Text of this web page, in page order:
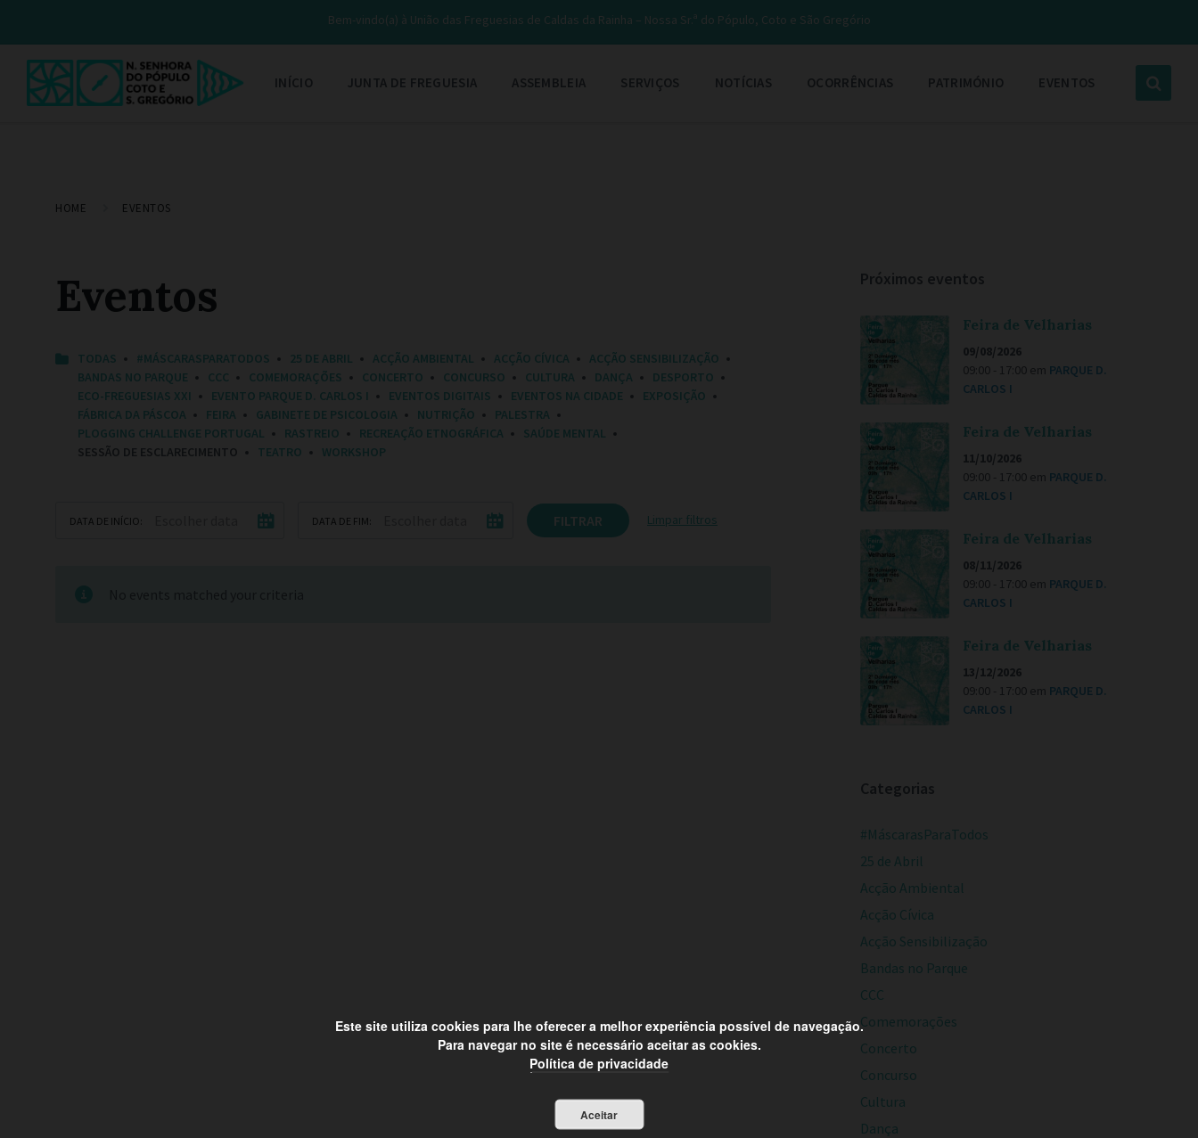
Bem-vindo(a) à União das Freguesias de Caldas da Rainha – Nossa Sr.ª do Pópulo, Coto e São Gregório
INÍCIO JUNTA DE FREGUESIA ASSEMBLEIA SERVIÇOS NOTÍCIAS OCORRÊNCIAS PATRIMÓNIO EVENTOS
HOME EVENTOS
Eventos
C
TODAS #MÁSCARASPARATODOS 25 DE ABRIL ACÇÃO AMBIENTAL ACÇÃO CÍVICA
ACÇÃO SENSIBILIZAÇÃO
BANDAS NO PARQUE
CCC COMEMORAÇÕES CONCERTO CONCURSO CULTURA DANÇA
DESPORTO
ECO-FREGUESIAS XXI
EVENTO PARQUE D. CARLOS I EVENTOS DIGITAIS EVENTOS NA CIDADE
EXPOSIÇÃO
FÁBRICA DA PÁSCOA
FEIRA GABINETE DE PSICOLOGIA NUTRIÇÃO
PALESTRA
PLOGGING CHALLENGE PORTUGAL
RASTREIO RECREAÇÃO ETNOGRÁFICA
SAÚDE MENTAL
SESSÃO DE ESCLARECIMENTO
TEATRO WORKSHOP
DATA DE INÍCIO: DATA DE FIM: FILTRAR Limpar filtros
Próximos eventos
Feira de Velharias
09/08/2026
09:00 - 17:00 em PARQUE D.
CARLOS I
Feira de Velharias
11/10/2026
09:00 - 17:00 em PARQUE D.
CARLOS I
Feira de Velharias
08/11/2026
09:00 - 17:00 em PARQUE D.
CARLOS I
Feira de Velharias
13/12/2026
09:00 - 17:00 em PARQUE D.
CARLOS I
Categorias
#MáscarasParaTodos
25 de Abril
Acção Ambiental
Acção Cívica
Acção Sensibilização
Bandas no Parque
CCC
Comemorações
Concerto
Concurso
Cultura
Dança
Este site utiliza cookies para lhe oferecer a melhor experiência possível de navegação.
Para navegar no site é necessário aceitar as cookies.
Política de privacidade
Aceitar